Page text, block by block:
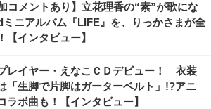
コメントあり】立花理香の“素”が歌にな
ニアルバム『LIFE』を、りっかさまが全
【インタビュー】
レイヤー・えなこＣＤデビュー！ 衣装
「生脚で片脚はガーターベルト」!?アニ
ラボ曲も！【インタビュー】